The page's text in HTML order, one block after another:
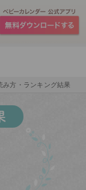
み方・ランキング結果